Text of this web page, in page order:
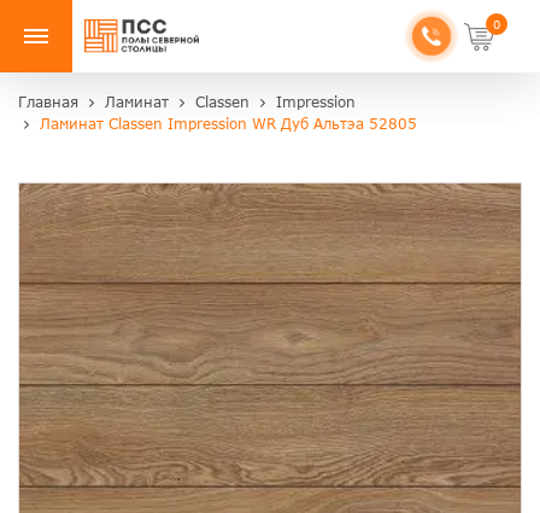
0
Главная Ламинат Classen
Impression
Ламинат Classen Impression WR Дуб Альтэа 52805